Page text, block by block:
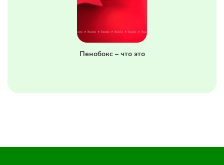
Пенобокс – что это